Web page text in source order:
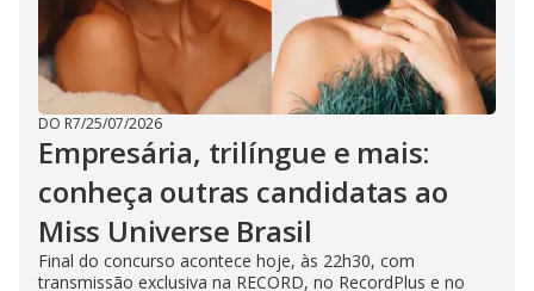
DO R7/25/07/2026
Empresária, trilíngue e mais:
conheça outras candidatas ao
Miss Universe Brasil
Final do concurso acontece hoje, às 22h30, com
transmissão exclusiva na RECORD, no RecordPlus e no